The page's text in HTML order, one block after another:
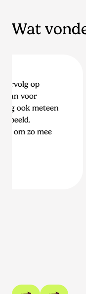
Wat
De
en
ik
Dit is